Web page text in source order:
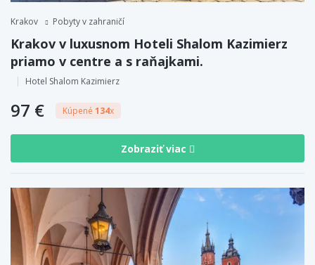
Krakov Pobyty v zahraničí
Krakov v luxusnom Hoteli Shalom Kazimierz
priamo v centre a s raňajkami.
Hotel Shalom Kazimierz
97 € Kúpené 134x
Zobraziť viac